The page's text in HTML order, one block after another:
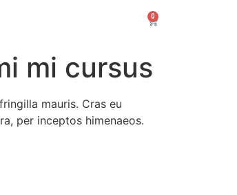
0
mi cursus
mauris. Cras eu
per inceptos himenaeos.